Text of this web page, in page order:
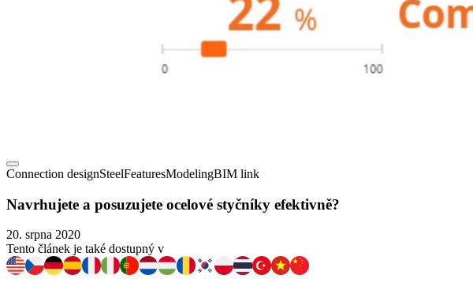
Connection designSteelFeaturesModelingBIM link
Navrhujete a posuzujete ocelové styčníky efektivně?
20. srpna 2020
Tento článek je také dostupný v